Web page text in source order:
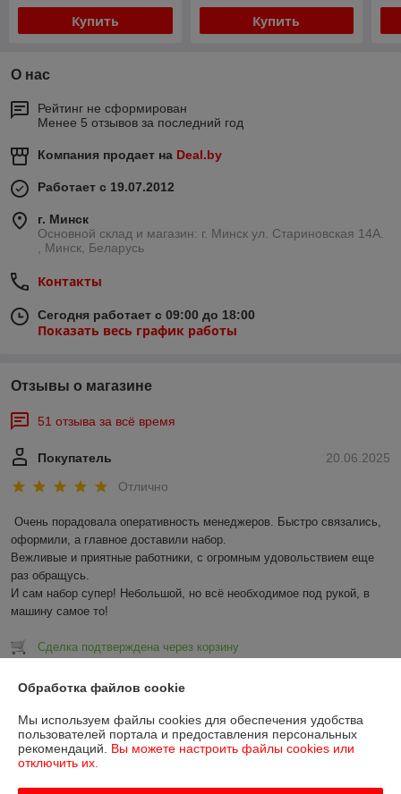
Купить Купить
О нас
Рейтинг не сформирован
Менее 5 отзывов за последний год
Компания продает на Deal.by
Работает с 19.07.2012
г. Минск
Основной склад и магазин: г. Минск ул. Стариновская 14А.
, Минск, Беларусь
Контакты
Сегодня работает с 09:00 до 18:00
Показать весь график работы
Отзывы о магазине
51 отзыва за всё время
20.06.2025
Покупатель
Отлично
Очень порадовала оперативность менеджеров. Быстро связались,
оформили, а главное доставили набор.
Вежливые и приятные работники, с огромным удовольствием еще
раз обращусь.
И сам набор супер! Небольшой, но всё необходимое под рукой, в
машину самое то!
Сделка подтверждена через корзину
Отлично
Хочу поблагодарить магазин за оперативность и качественную
Обработка файлов cookie
Мы используем файлы cookies для обеспечения удобства
пользователей портала и предоставления персональных
рекомендаций. Вы можете настроить файлы cookies или
отключить их.